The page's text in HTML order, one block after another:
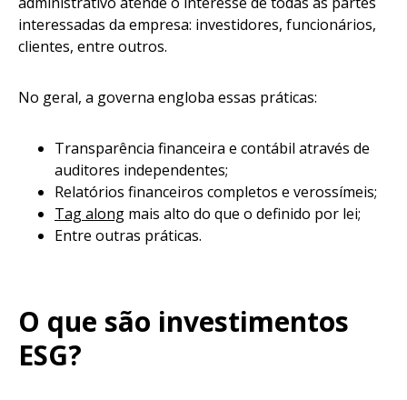
interessadas da empresa: investidores, funcionários,
clientes, entre outros.
No geral, a governa engloba essas práticas:
Transparência financeira e contábil através de
auditores independentes;
Relatórios financeiros completos e verossímeis;
Tag along mais alto do que o definido por lei;
Entre outras práticas.
O que são investimentos
ESG?